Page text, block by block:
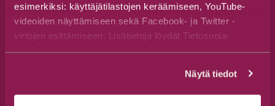
esimerkiksi: käyttäjätilastojen keräämiseen, YouTube-
videoiden näyttämiseen sekä Facebook- ja Twitter -
virtojen esittämiseen. Lisätietoja löydät Tietosuoja-
sivuiltamme.
Näytä tiedot
Aukioloajat
ma-pe 9–16